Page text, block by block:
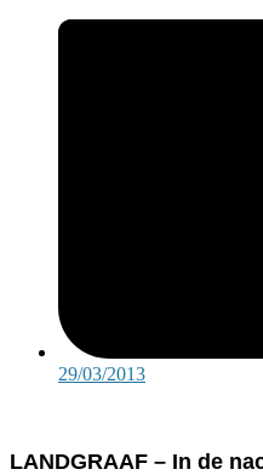
29/03/2013
LANDGRAAF – In de